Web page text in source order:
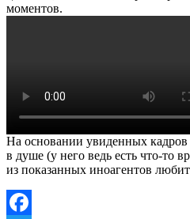
моментов.
На основании увиденных кадров
в душе (у него ведь есть что-то
из показанных иноагентов